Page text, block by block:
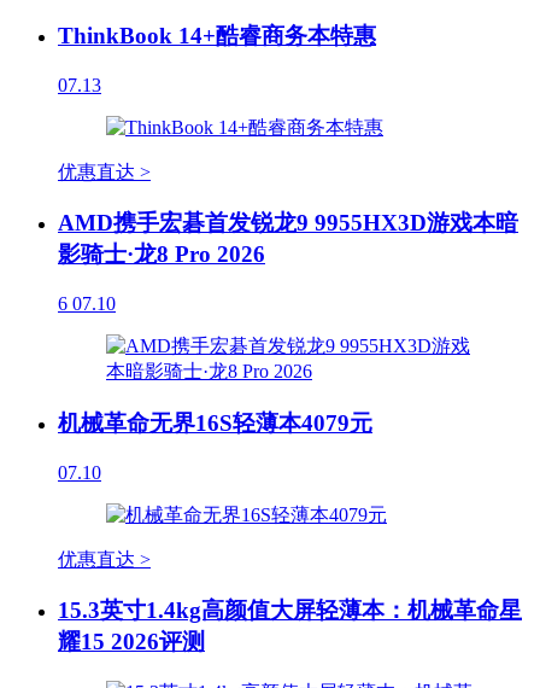
ThinkBook 14+酷睿商务本特惠
07.13
优惠直达 >
AMD携手宏碁首发锐龙9 9955HX3D游戏本暗
影骑士·龙8 Pro 2026
6 07.10
机械革命无界16S轻薄本4079元
07.10
优惠直达 >
15.3英寸1.4kg高颜值大屏轻薄本：机械革命星
耀15 2026评测